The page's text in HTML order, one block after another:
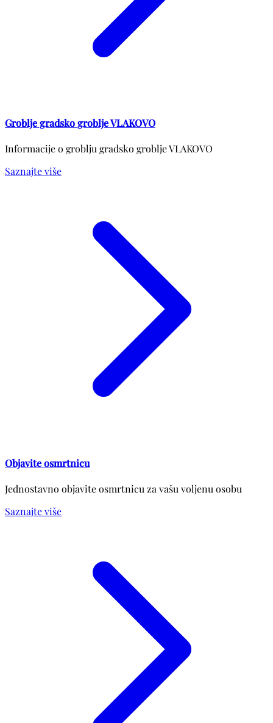
Groblje gradsko groblje VLAKOVO
Informacije o groblju gradsko groblje VLAKOVO
Saznajte više
Objavite osmrtnicu
Jednostavno objavite osmrtnicu za vašu voljenu osobu
Saznajte više